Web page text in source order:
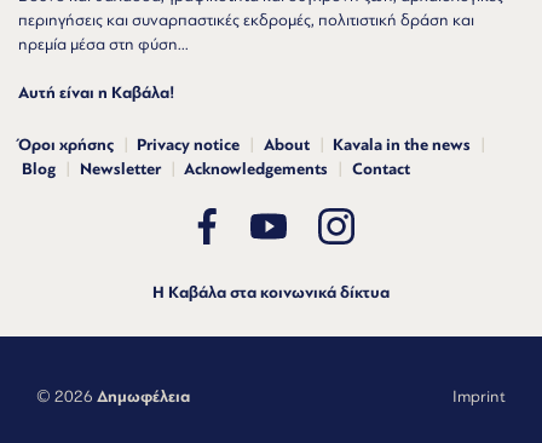
περιηγήσεις και συναρπαστικές εκδρομές, πολιτιστική δράση και
ηρεμία μέσα στη φύση...
Αυτή είναι η Καβάλα!
Όροι χρήσης Privacy notice About
Kavala in the news
Blog
Newsletter Acknowledgements Contact
Η Καβάλα στα κοινωνικά δίκτυα
© 2026 Δημωφέλεια Imprint